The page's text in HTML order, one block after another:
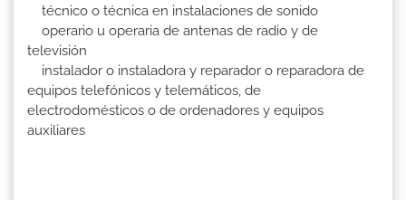
técnico o técnica en instalaciones de sonido
operario u operaria de antenas de radio y de
televisión
instalador o instaladora y reparador o reparadora de
equipos telefónicos y telemáticos, de
electrodomésticos o de ordenadores y equipos
auxiliares